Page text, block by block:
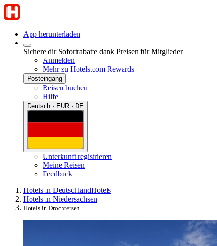
App herunterladen
Sichere dir Sofortrabatte dank Preisen für Mitglieder
Anmelden
Mehr zu Hotels.com Rewards
Posteingang
Reisen buchen
Hilfe
Deutsch · EUR · DE
Unterkunft registrieren
Meine Reisen
Feedback
Hotels in DeutschlandHotels
Hotels in Niedersachsen
Hotels in Drochtersen